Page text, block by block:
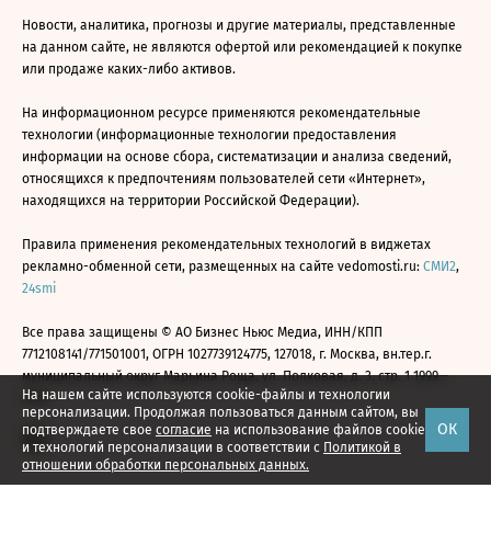
На нашем сайте используются cookie-файлы и технологии
персонализации. Продолжая пользоваться данным сайтом, вы
подтверждаете свое согласие на использование файлов cookie
и технологий персонализации в соответствии с Политикой в
отношении обработки персональных данных.
ОК
Новости, аналитика, прогнозы и другие материалы, представленные
на данном сайте, не являются офертой или рекомендацией к покупке
или продаже каких-либо активов.
На информационном ресурсе применяются рекомендательные
технологии (информационные технологии предоставления
информации на основе сбора, систематизации и анализа сведений,
относящихся к предпочтениям пользователей сети «Интернет»,
находящихся на территории Российской Федерации).
Правила применения рекомендательных технологий в виджетах
рекламно-обменной сети, размещенных на сайте vedomosti.ru: СМИ2,
24smi
Все права защищены © АО Бизнес Ньюс Медиа, ИНН/КПП
7712108141/771501001, ОГРН 1027739124775, 127018, г. Москва, вн.тер.г.
муниципальный округ Марьина Роща, ул. Полковая, д. 3, стр. 1 1999—
2026